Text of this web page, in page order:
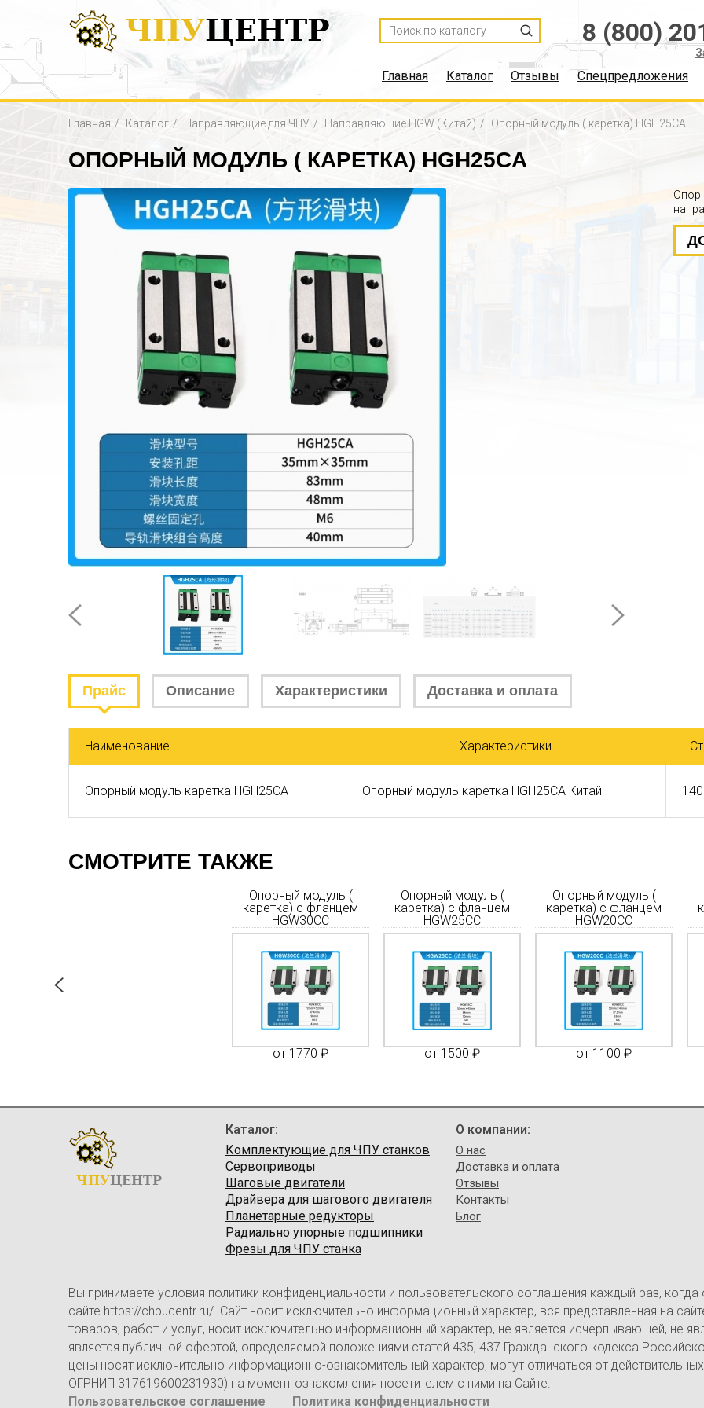
ЧПУЦЕНТР 8 (800)
Главная Каталог Отзывы Спецпредложения
Главная Каталог Направляющие для ЧПУ Направляющие HGW (Китай) Опорный модуль ( каретка) HGH25CA
ОПОРНЫЙ МОДУЛЬ ( КАРЕТКА) HGH25CA
Прайс Описание Характеристики Доставка и оплата
Наименование Характеристики
Опорный модуль каретка HGH25CA Опорный модуль каретка HGH25CA Китай
СМОТРИТЕ ТАКЖЕ
Опорный модуль (
каретка) с фланцем
HGW30CC
от 1770 ₽
Опорный модуль (
каретка) с фланцем
HGW25CC
от 1500 ₽
Опорный модуль (
каретка) с фланцем
HGW20CC
от 1100 ₽
ЧПУЦЕНТР
Каталог:
Комплектующие для ЧПУ станков
Сервоприводы
Шаговые двигатели
Драйвера для шагового двигателя
Планетарные редукторы
Радиально упорные подшипники
Фрезы для ЧПУ станка
О компании:
О нас
Доставка и оплата
Отзывы
Контакты
Блог
Вы принимаете условия политики конфиденциальности и пользовательского соглашения каждый раз,
сайте https://chpucentr.ru/. Сайт носит исключительно информационный характер, вся представленная на
товаров, работ и услуг, носит исключительно информационный характер, не является исчерпывающей, не
является публичной офертой, определяемой положениями статей 435, 437 Гражданского кодекса
цены носят исключительно информационно-ознакомительный характер, могут отличаться от
ОГРНИП 317619600231930) на момент ознакомления посетителем с ними на Сайте.
Пользовательское соглашение
Политика конфиденциальности